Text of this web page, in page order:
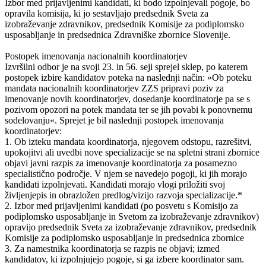
Izbor med prijavljenimi kandidati, ki bodo izpolnjevali pogoje, bo
opravila komisija, ki jo sestavljajo predsednik Sveta za
izobraževanje zdravnikov, predsednik Komisije za podiplomsko
usposabljanje in predsednica Zdravniške zbornice Slovenije.
Postopek imenovanja nacionalnih koordinatorjev
Izvršilni odbor je na svoji 23. in 56. seji sprejel sklep, po katerem
postopek izbire kandidatov poteka na naslednji način: »Ob poteku
mandata nacionalnih koordinatorjev ZZS pripravi poziv za
imenovanje novih koordinatorjev, dosedanje koordinatorje pa se s
pozivom opozori na potek mandata ter se jih povabi k ponovnemu
sodelovanju«. Sprejet je bil naslednji postopek imenovanja
koordinatorjev:
1. Ob izteku mandata koordinatorja, njegovem odstopu, razrešitvi,
upokojitvi ali uvedbi nove specializacije se na spletni strani zbornice
objavi javni razpis za imenovanje koordinatorja za posamezno
specialistično področje. V njem se navedejo pogoji, ki jih morajo
kandidati izpolnjevati. Kandidati morajo vlogi priložiti svoj
življenjepis in obrazložen predlog/vizijo razvoja specializacije.*
2. Izbor med prijavljenimi kandidati (po posvetu s Komisijo za
podiplomsko usposabljanje in Svetom za izobraževanje zdravnikov)
opravijo predsednik Sveta za izobraževanje zdravnikov, predsednik
Komisije za podiplomsko usposabljanje in predsednica zbornice
3. Za namestnika koordinatorja se razpis ne objavi; izmed
kandidatov, ki izpolnjujejo pogoje, si ga izbere koordinator sam.